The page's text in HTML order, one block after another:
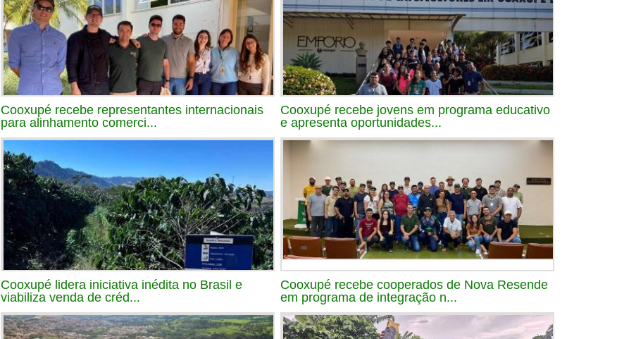
Cooxupé recebe representantes internacionais
para alinhamento comerci...
Cooxupé recebe jovens em programa educativo
e apresenta oportunidades...
Cooxupé lidera iniciativa inédita no Brasil e
viabiliza venda de créd...
Cooxupé recebe cooperados de Nova Resende
em programa de integração n...